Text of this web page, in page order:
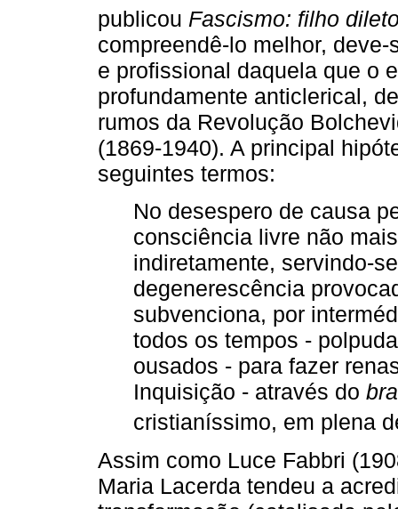
publicou Fascismo: filho
compreendê-lo melhor,
e profissional daquela que o
profundamente anticlerical,
rumos da Revolução
(1869-1940). A principal
seguintes termos:
No desespero de causa
consciência livre não
indiretamente, servindo-
degenerescência
subvenciona, por
todos os tempos -
ousados - para fazer
Inquisição - através do
cristianíssimo, em plena
Assim como Luce Fabbri
Maria Lacerda tendeu a